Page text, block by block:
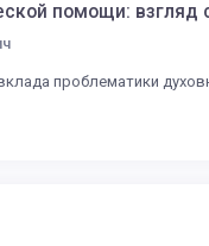
помощи: взгляд
проблематики